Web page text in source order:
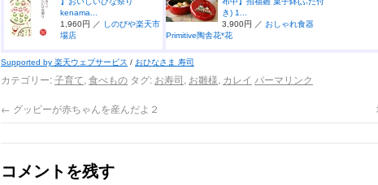
kenama...
1,960円 ／ しのびや楽天市
場店
き) 1...
3,900円 ／ おしゃれ食器
Primitive陶舎花*花
Supported by 楽天ウェブサービス / おひなさま 寿司
カテゴリー:子育て, 食べもの タグ: お寿司, お雛様, カレイ パーマリンク
← グッピーが赤ちゃんを産んだよ２
コメントを残す